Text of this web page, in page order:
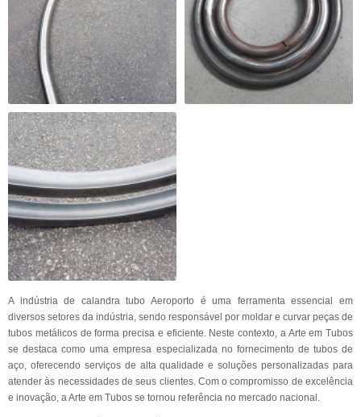
A indústria de calandra tubo Aeroporto é uma ferramenta essencial em
diversos setores da indústria, sendo responsável por moldar e curvar peças de
tubos metálicos de forma precisa e eficiente. Neste contexto, a Arte em Tubos
se destaca como uma empresa especializada no fornecimento de tubos de
aço, oferecendo serviços de alta qualidade e soluções personalizadas para
atender às necessidades de seus clientes. Com o compromisso de excelência
e inovação, a Arte em Tubos se tornou referência no mercado nacional.